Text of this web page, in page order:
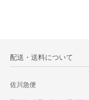
配送・送料について
佐川急便